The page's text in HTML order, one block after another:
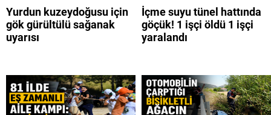
Yurdun kuzeydoğusu için
gök gürültülü sağanak
uyarısı
İçme suyu tünel hattında
göçük! 1 işçi öldü 1 işçi
yaralandı